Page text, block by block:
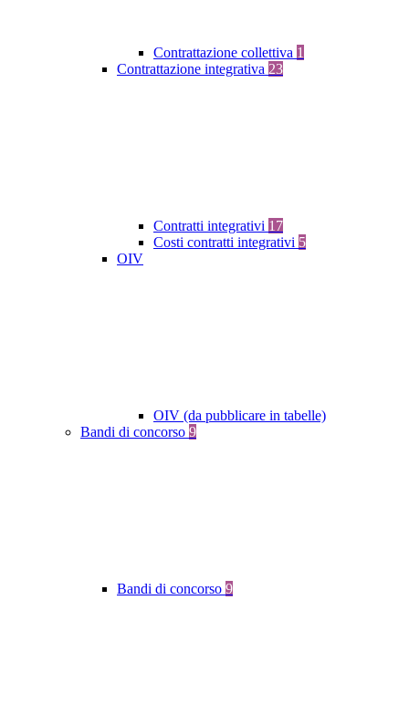
Contrattazione collettiva 1
Contrattazione integrativa 23
Contratti integrativi 17
Costi contratti integrativi 5
OIV
OIV (da pubblicare in tabelle)
Bandi di concorso 9
Bandi di concorso 9